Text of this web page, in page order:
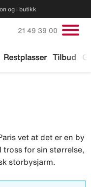
og i butikk
Restplasser Tilbud
Ring oss på
21 49 39 00
vet at det er en by
for sin størrelse,
storbysjarm.